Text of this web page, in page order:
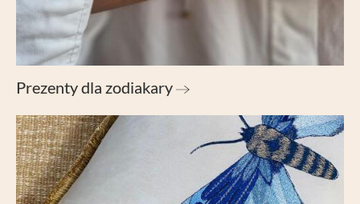
Prezenty dla zodiakary